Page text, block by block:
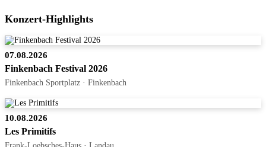
Konzert-Highlights
07.08.2026
Finkenbach Festival 2026
Finkenbach Sportplatz · Finkenbach
10.08.2026
Les Primitifs